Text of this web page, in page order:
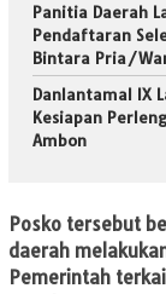
Panitia Daerah
Pendaftaran
Bintara Pria/
Danlantamal IX
Kesiapan
Ambon
Posko tersebut
daerah
Pemerintah